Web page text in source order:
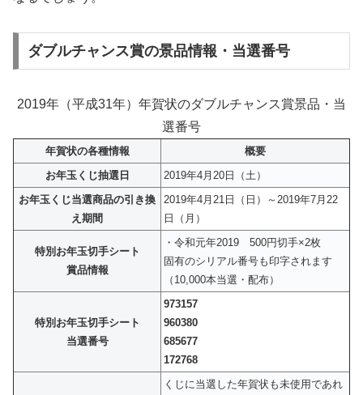
ダブルチャンス賞の景品情報・当選番号
2019年（平成31年）年賀状のダブルチャンス賞景品・当
選番号
年賀状の各種情報
概要
お年玉くじ抽選日
2019年4月20日（土）
お年玉くじ当選商品の引き換
え期間
2019年4月21日（日）～2019年7月22
日（月）
特別お年玉切手シート
賞品情報
・令和元年2019 500円切手×2枚
固有のシリアル番号も印字されます
（10,000本当選・配布）
特別お年玉切手シート
当選番号
973157
960380
685677
172768
くじに当選した年賀状も未使用であれ